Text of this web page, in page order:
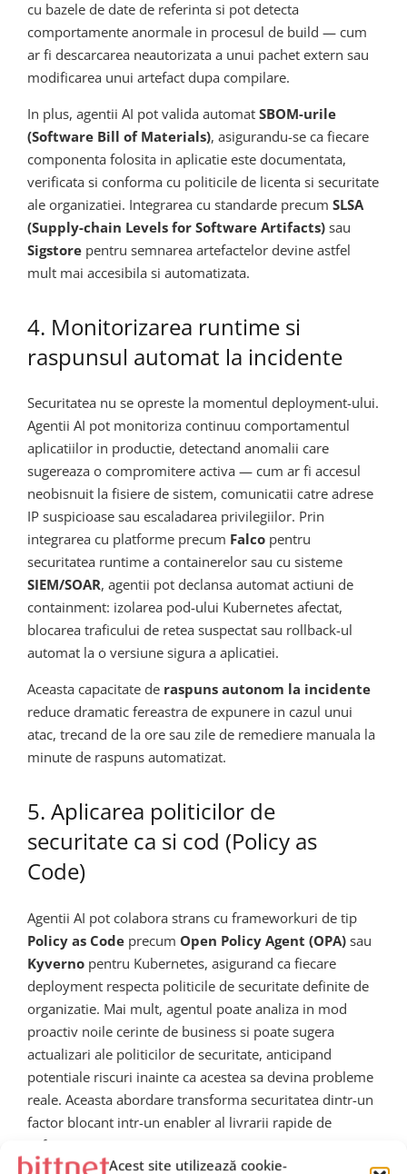
Acest site utilizează cookie-
cu bazele de date de referinta si pot detecta
comportamente anormale in procesul de build — cum
ar fi descarcarea neautorizata a unui pachet extern sau
modificarea unui artefact dupa compilare.
In plus, agentii AI pot valida automat SBOM-urile
(Software Bill of Materials), asigurandu-se ca fiecare
componenta folosita in aplicatie este documentata,
verificata si conforma cu politicile de licenta si securitate
ale organizatiei. Integrarea cu standarde precum SLSA
(Supply-chain Levels for Software Artifacts) sau
Sigstore pentru semnarea artefactelor devine astfel
mult mai accesibila si automatizata.
4. Monitorizarea runtime si
raspunsul automat la incidente
Securitatea nu se opreste la momentul deployment-ului.
Agentii AI pot monitoriza continuu comportamentul
aplicatiilor in productie, detectand anomalii care
sugereaza o compromitere activa — cum ar fi accesul
neobisnuit la fisiere de sistem, comunicatii catre adrese
IP suspicioase sau escaladarea privilegiilor. Prin
integrarea cu platforme precum Falco pentru
securitatea runtime a containerelor sau cu sisteme
SIEM/SOAR, agentii pot declansa automat actiuni de
containment: izolarea pod-ului Kubernetes afectat,
blocarea traficului de retea suspectat sau rollback-ul
automat la o versiune sigura a aplicatiei.
Aceasta capacitate de raspuns autonom la incidente
reduce dramatic fereastra de expunere in cazul unui
atac, trecand de la ore sau zile de remediere manuala la
minute de raspuns automatizat.
5. Aplicarea politicilor de
securitate ca si cod (Policy as
Code)
Agentii AI pot colabora strans cu frameworkuri de tip
Policy as Code precum Open Policy Agent (OPA) sau
Kyverno pentru Kubernetes, asigurand ca fiecare
deployment respecta politicile de securitate definite de
organizatie. Mai mult, agentul poate analiza in mod
proactiv noile cerinte de business si poate sugera
actualizari ale politicilor de securitate, anticipand
potentiale riscuri inainte ca acestea sa devina probleme
reale. Aceasta abordare transforma securitatea dintr-un
factor blocant intr-un enabler al livrarii rapide de
software.